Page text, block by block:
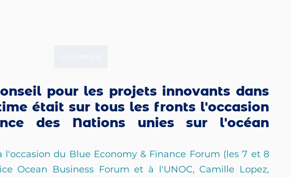
pour les projets innovants dans
était sur tous les fronts l'occasion
des Nations unies sur l'océan
l'occasion du Blue Economy & Finance Forum (les 7 et 8
Ocean Business Forum et à l'UNOC, Camille Lopez,